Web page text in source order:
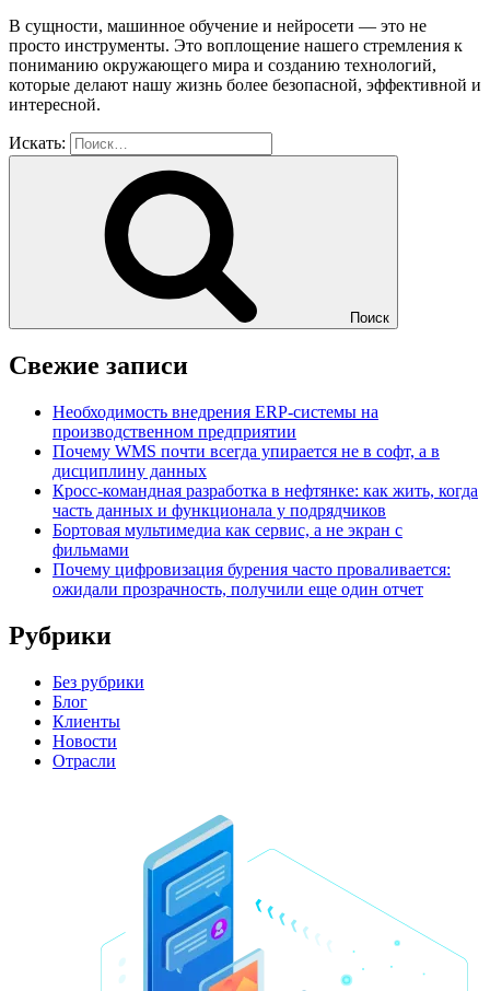
В сущности, машинное обучение и нейросети — это не
просто инструменты. Это воплощение нашего стремления к
пониманию окружающего мира и созданию технологий,
которые делают нашу жизнь более безопасной, эффективной и
интересной.
Искать:
Поиск
Свежие записи
Необходимость внедрения ERP-системы на
производственном предприятии
Почему WMS почти всегда упирается не в софт, а в
дисциплину данных
Кросс-командная разработка в нефтянке: как жить, когда
часть данных и функционала у подрядчиков
Бортовая мультимедиа как сервис, а не экран с
фильмами
Почему цифровизация бурения часто проваливается:
ожидали прозрачность, получили еще один отчет
Рубрики
Без рубрики
Блог
Клиенты
Новости
Отрасли